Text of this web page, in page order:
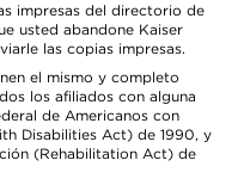
impresas del directorio de
usted abandone Kaiser
las copias impresas.
el mismo y completo
los afiliados con alguna
de Americanos con
Disabilities Act) de 1990, y
(Rehabilitation Act) de